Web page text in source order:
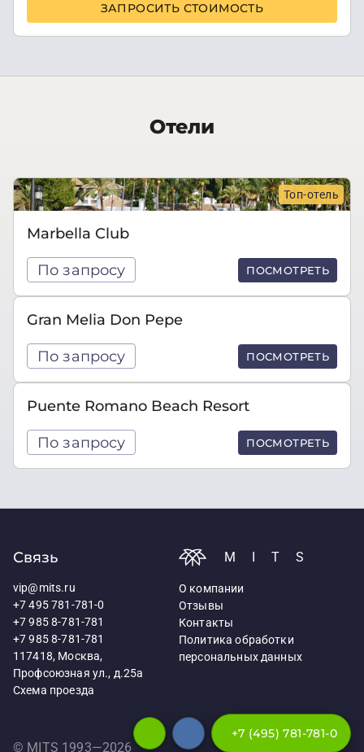
ЗАПРОСИТЬ СТОИМОСТЬ
Отели
Топ-отель
Marbella Club
По запросу ПОСМОТРЕТЬ
Gran Melia Don Pepe
По запросу ПОСМОТРЕТЬ
Puente Romano Beach Resort
По запросу ПОСМОТРЕТЬ
Связь
vip@mits.ru
+7 495 781-781-0
+7 985 8-781-781
+7 985 8-781-781
117418, Москва,
Профсоюзная ул., д.25а
Схема проезда
MITS
О компании
Отзывы
Контакты
Политика обработки
персональных данных
© MITS 1993—2026
+7 (495) 781-781-0